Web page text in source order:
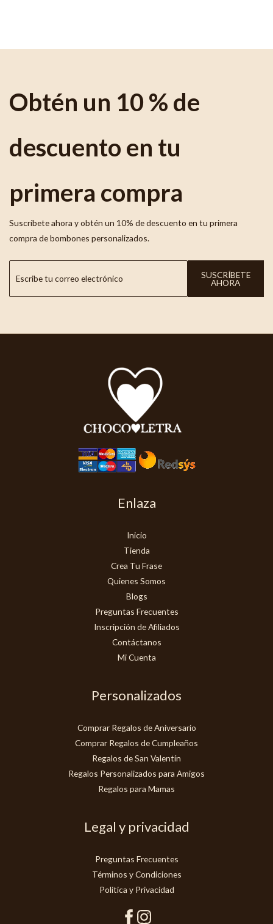
Obtén un 10 % de
descuento en tu
primera compra
Suscríbete ahora y obtén un 10% de descuento en tu primera
compra de bombones personalizados.
SUSCRÍBETE
AHORA
Enlaza
Inicio
Tienda
Crea Tu Frase
Quienes Somos
Blogs
Preguntas Frecuentes
Inscripción de Afiliados
Contáctanos
Mi Cuenta
Personalizados
Comprar Regalos de Aniversario
Comprar Regalos de Cumpleaños
Regalos de San Valentín
Regalos Personalizados para Amigos
Regalos para Mamas
Legal y privacidad
Preguntas Frecuentes
Términos y Condiciones
Politica y Privacidad